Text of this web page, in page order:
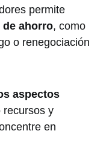
permite
ahorro, como
o renegociación
aspectos
recursos y
en